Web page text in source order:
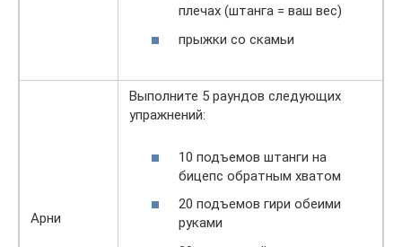
плечах (штанга = ваш вес)
прыжки со скамьи
Арни
Выполните 5 раундов следующих
упражнений:
10 подъемов штанги на
бицепс обратным хватом
20 подъемов гири обеими
руками